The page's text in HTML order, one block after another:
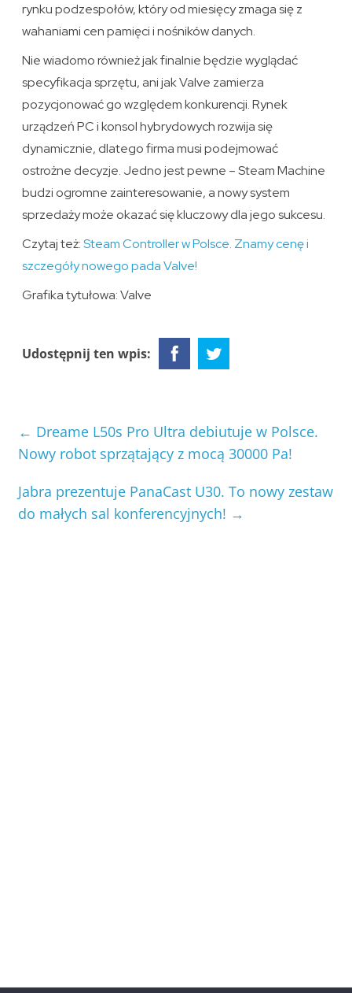
rynku podzespołów, który od miesięcy zmaga się z
wahaniami cen pamięci i nośników danych.
Nie wiadomo również jak finalnie będzie wyglądać
specyfikacja sprzętu, ani jak Valve zamierza
pozycjonować go względem konkurencji. Rynek
urządzeń PC i konsol hybrydowych rozwija się
dynamicznie, dlatego firma musi podejmować
ostrożne decyzje. Jedno jest pewne – Steam Machine
budzi ogromne zainteresowanie, a nowy system
sprzedaży może okazać się kluczowy dla jego sukcesu.
Czytaj też:Steam Controller w Polsce. Znamy cenę i
szczegóły nowego pada Valve!
Grafika tytułowa: Valve
Udostępnij ten wpis:
← Dreame L50s Pro Ultra debiutuje w Polsce.
Nowy robot sprzątający z mocą 30000 Pa!
Jabra prezentuje PanaCast U30. To nowy zestaw
do małych sal konferencyjnych! →